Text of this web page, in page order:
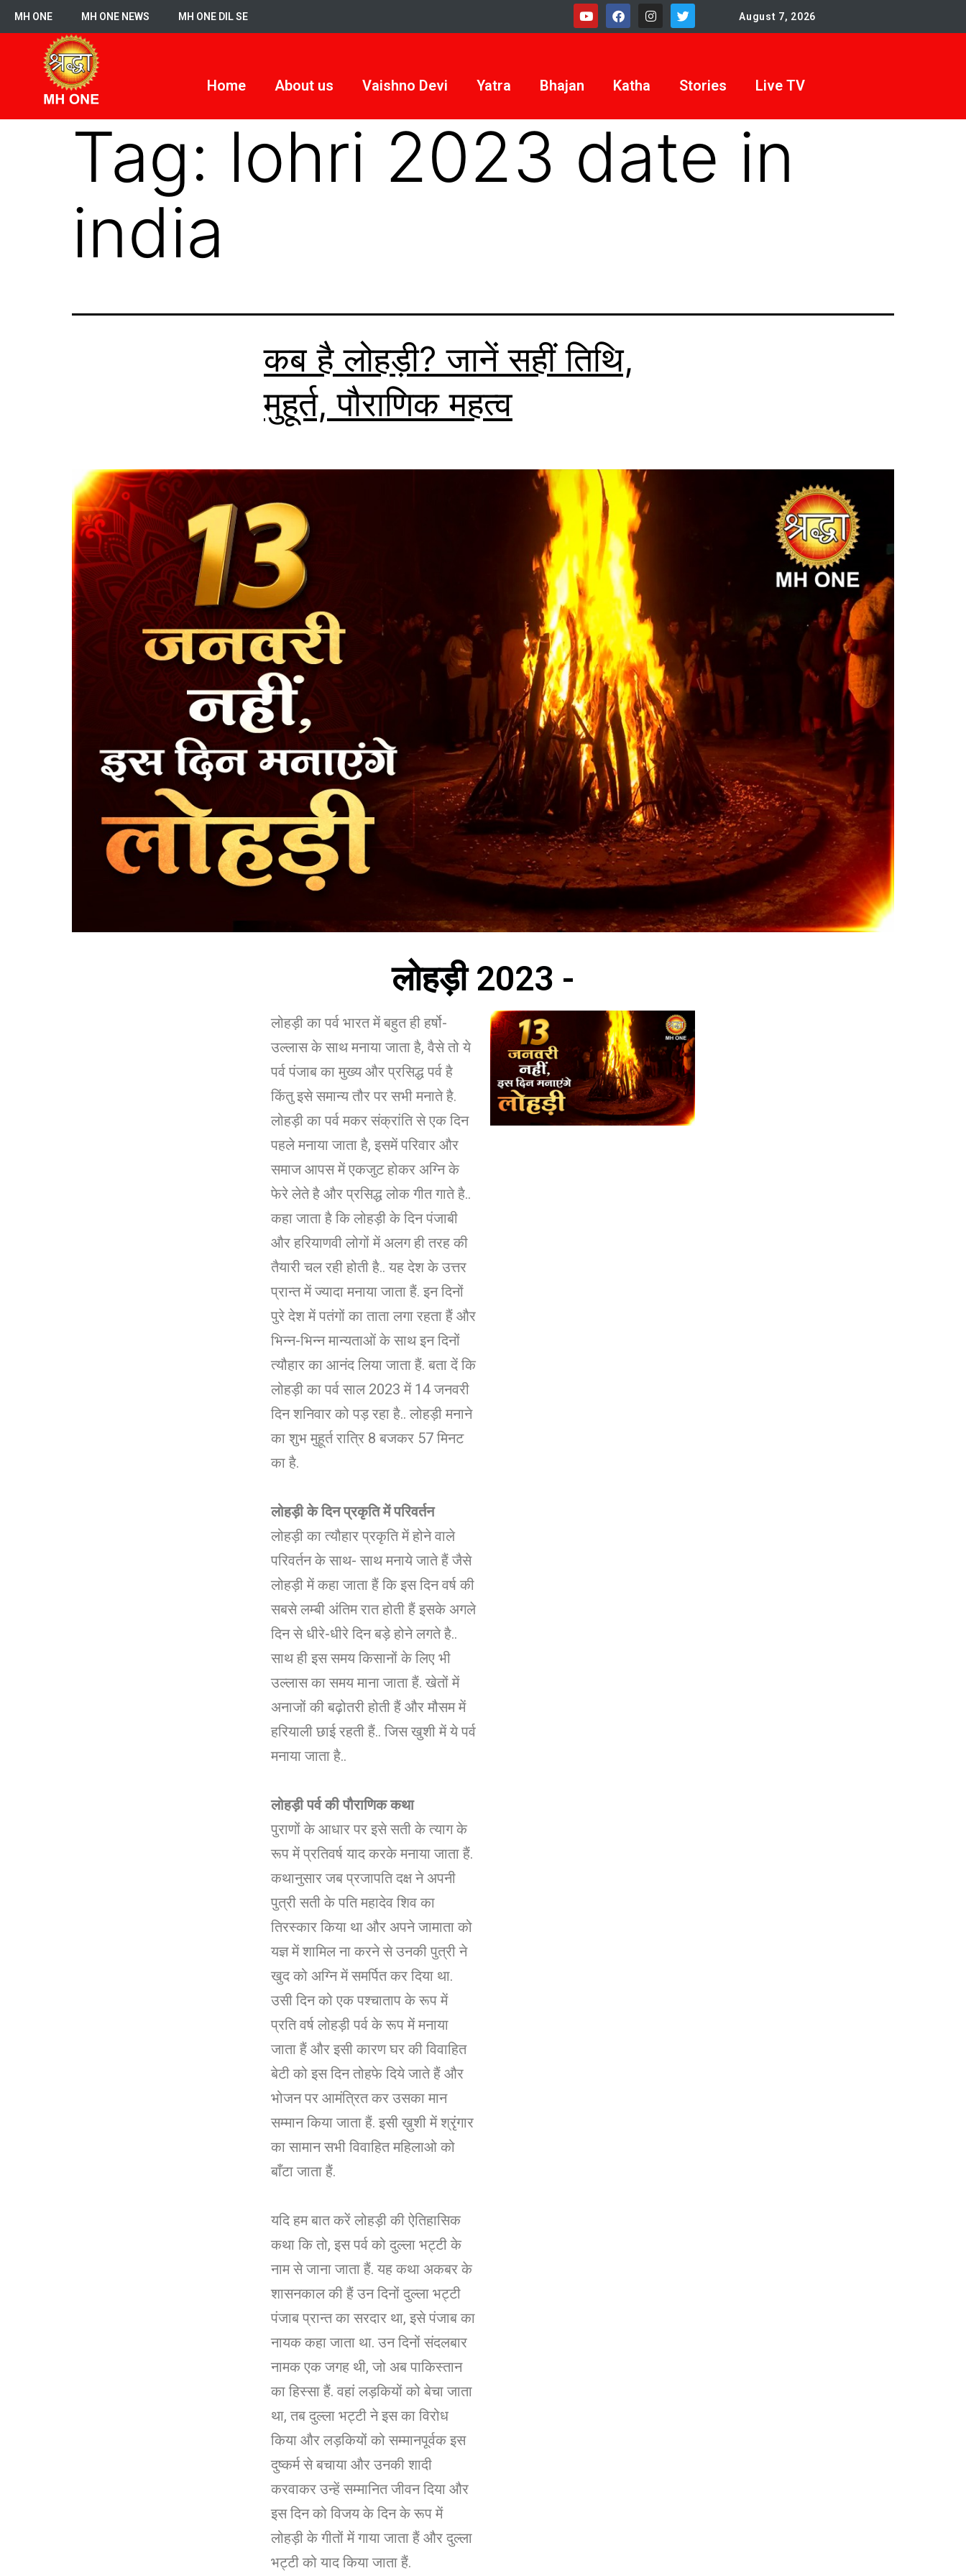
MH ONE MH ONE NEWS MH ONE DIL SE August 7, 2026
Home About us Vaishno Devi Yatra Bhajan Katha Stories Live TV
Tag: lohri 2023 date in
india
कब है लोहड़ी? जानें सहीं तिथि,
मुहूर्त, पौराणिक महत्व
लोहड़ी 2023 -
लोहड़ी का पर्व भारत में बहुत ही हर्षो-
उल्लास के साथ मनाया जाता है, वैसे तो ये
पर्व पंजाब का मुख्य और प्रसिद्ध पर्व है
किंतु इसे समान्य तौर पर सभी मनाते है.
लोहड़ी का पर्व मकर संक्रांति से एक दिन
पहले मनाया जाता है, इसमें परिवार और
समाज आपस में एकजुट होकर अग्नि के
फेरे लेते है और प्रसिद्ध लोक गीत गाते है..
कहा जाता है कि लोहड़ी के दिन पंजाबी
और हरियाणवी लोगों में अलग ही तरह की
तैयारी चल रही होती है.. यह देश के उत्तर
प्रान्त में ज्यादा मनाया जाता हैं. इन दिनों
पुरे देश में पतंगों का ताता लगा रहता हैं और
भिन्न-भिन्न मान्यताओं के साथ इन दिनों
त्यौहार का आनंद लिया जाता हैं. बता दें कि
लोहड़ी का पर्व साल 2023 में 14 जनवरी
दिन शनिवार को पड़ रहा है.. लोहड़ी मनाने
का शुभ मुहूर्त रात्रि 8 बजकर 57 मिनट
का है.
लोहड़ी के दिन प्रकृति में परिवर्तन
लोहड़ी का त्यौहार प्रकृति में होने वाले
परिवर्तन के साथ- साथ मनाये जाते हैं जैसे
लोहड़ी में कहा जाता हैं कि इस दिन वर्ष की
सबसे लम्बी अंतिम रात होती हैं इसके अगले
दिन से धीरे-धीरे दिन बड़े होने लगते है..
साथ ही इस समय किसानों के लिए भी
उल्लास का समय माना जाता हैं. खेतों में
अनाजों की बढ़ोतरी होती हैं और मौसम में
हरियाली छाई रहती हैं.. जिस खुशी में ये पर्व
मनाया जाता है..
लोहड़ी पर्व की पौराणिक कथा
पुराणों के आधार पर इसे सती के त्याग के
रूप में प्रतिवर्ष याद करके मनाया जाता हैं.
कथानुसार जब प्रजापति दक्ष ने अपनी
पुत्री सती के पति महादेव शिव का
तिरस्कार किया था और अपने जामाता को
यज्ञ में शामिल ना करने से उनकी पुत्री ने
खुद को अग्नि में समर्पित कर दिया था.
उसी दिन को एक पश्चाताप के रूप में
प्रति वर्ष लोहड़ी पर्व के रूप में मनाया
जाता हैं और इसी कारण घर की विवाहित
बेटी को इस दिन तोहफे दिये जाते हैं और
भोजन पर आमंत्रित कर उसका मान
सम्मान किया जाता हैं. इसी ख़ुशी में श्रृंगार
का सामान सभी विवाहित महिलाओ को
बाँटा जाता हैं.
यदि हम बात करें लोहड़ी की ऐतिहासिक
कथा कि तो, इस पर्व को दुल्ला भट्टी के
नाम से जाना जाता हैं. यह कथा अकबर के
शासनकाल की हैं उन दिनों दुल्ला भट्टी
पंजाब प्रान्त का सरदार था, इसे पंजाब का
नायक कहा जाता था. उन दिनों संदलबार
नामक एक जगह थी, जो अब पाकिस्तान
का हिस्सा हैं. वहां लड़कियों को बेचा जाता
था, तब दुल्ला भट्टी ने इस का विरोध
किया और लड़कियों को सम्मानपूर्वक इस
दुष्कर्म से बचाया और उनकी शादी
करवाकर उन्हें सम्मानित जीवन दिया और
इस दिन को विजय के दिन के रूप में
लोहड़ी के गीतों में गाया जाता हैं और दुल्ला
भट्टी को याद किया जाता हैं.